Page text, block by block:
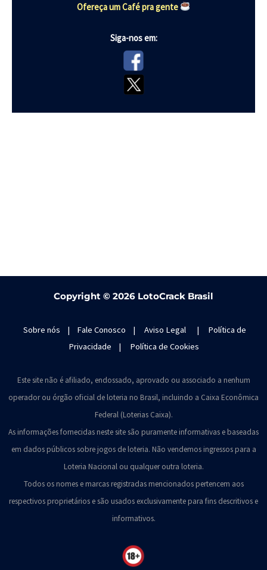
Ofereça um Café pra gente
Siga-nos em:
Copyright © 2026 LotoCrack Brasil
Sobre nós | Fale Conosco | Aviso Legal | Política de
Privacidade | Política de Cookies
Este site não é afiliado, endossado, aprovado ou associado a nenhum
operador ou órgão oficial de loteria no Brasil, incluindo a Caixa Econômica
Federal (Loterias Caixa).
As informações fornecidas neste site são puramente informativas e baseadas
em dados públicos sobre jogos de loteria. Não vendemos ingressos para a
Loteria Nacional ou qualquer outra loteria.
Todos os nomes e marcas registradas mencionados pertencem aos
respectivos proprietários e são usados exclusivamente para fins descritivos e
informativos.